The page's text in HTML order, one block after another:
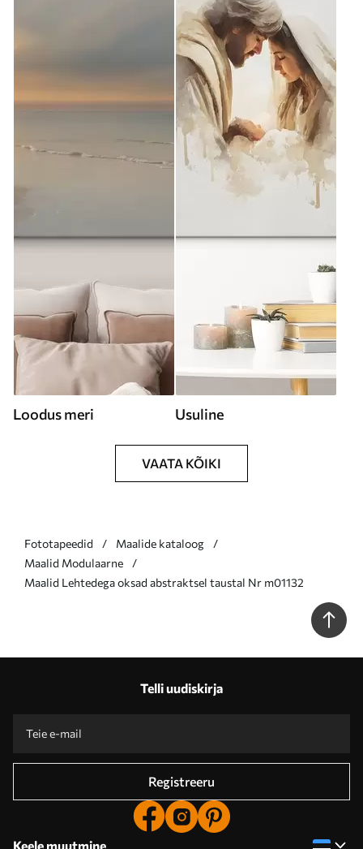
Loodus meri Usuline
VAATA KÕIKI
Fototapeedid
Maalide kataloog
Maalid Modulaarne
Maalid Lehtedega oksad abstraktsel taustal Nr m01132
Telli uudiskirja
Registreeru
Keele muutmine